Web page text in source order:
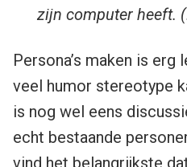
zijn computer heeft.
Persona’s maken is
veel humor stereotype
is nog wel eens
echt bestaande